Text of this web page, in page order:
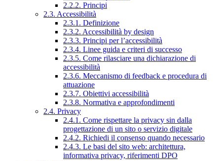
2.2.2. Principi
2.3. Accessibilità
2.3.1. Definizione
2.3.2. Accessibilità by design
2.3.3. Principi per l’accessibilità
2.3.4. Linee guida e criteri di successo
2.3.5. Come rilasciare una dichiarazione di
accessibilità
2.3.6. Meccanismo di feedback e procedura di
attuazione
2.3.7. Obiettivi accessibilità
2.3.8. Normativa e approfondimenti
2.4. Privacy
2.4.1. Come rispettare la privacy sin dalla
progettazione di un sito o servizio digitale
2.4.2. Richiedi il consenso quando necessario
2.4.3. Le basi del sito web: architettura,
informativa privacy, riferimenti DPO